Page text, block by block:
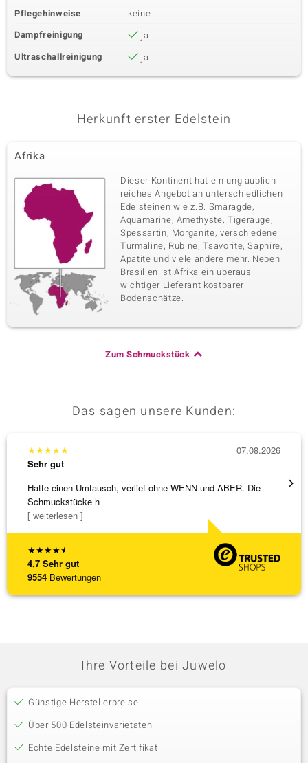
Pflegehinweise
keine
Dampfreinigung
ja
Ultraschallreinigung
ja
Herkunft erster Edelstein
Afrika
Dieser Kontinent hat ein unglaublich
reiches Angebot an unterschiedlichen
Edelsteinen wie z.B. Smaragde,
Aquamarine, Amethyste, Tigerauge,
Spessartin, Morganite, verschiedene
Turmaline, Rubine, Tsavorite, Saphire,
Apatite und viele andere mehr. Neben
Brasilien ist Afrika ein überaus
wichtiger Lieferant kostbarer
Bodenschätze.
Zum Schmuckstück
Das sagen unsere Kunden:
★★★★★
4,7 Sehr gut
9554 Bewertungen
★★★★★
Sehr gut
Hatte einen Umtausch, verlief ohne WENN und ABER. Die
Schmuckstücke h
[ weiterlesen ]
07.08.2026
Eine
Ihre Vorteile bei Juwelo
Günstige Herstellerpreise
Über 500 Edelsteinvarietäten
Echte Edelsteine mit Zertifikat